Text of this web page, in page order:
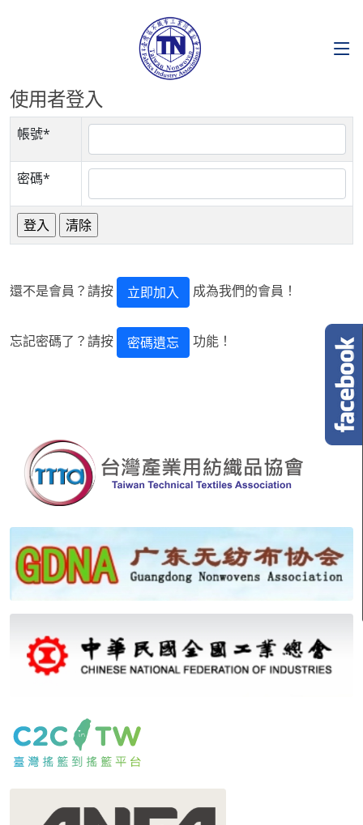
使用者登入
帳號*
密碼*
還不是會員？請按 立即加入 成為我們的會員！
忘記密碼了？請按 密碼遺忘 功能！